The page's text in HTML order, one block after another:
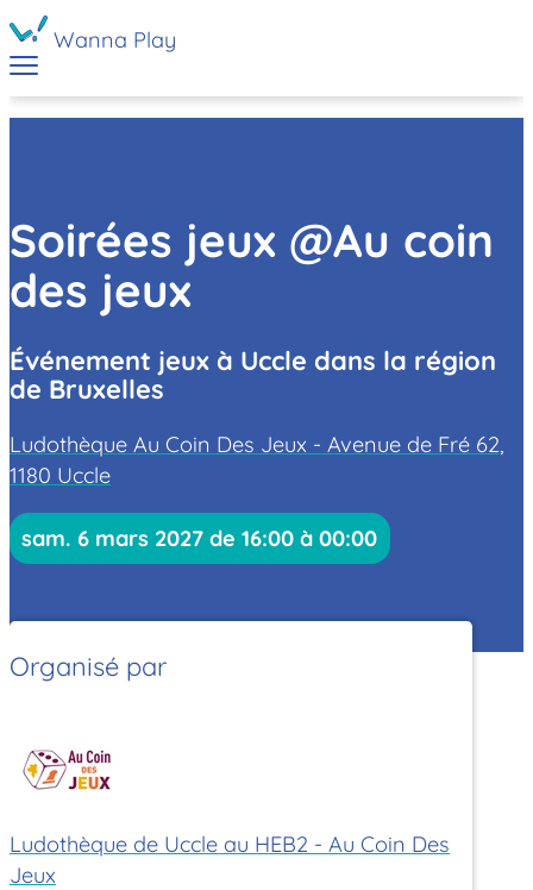
Wanna Play
Soirées jeux @Au coin
des jeux
Événement jeux à Uccle dans la région
de Bruxelles
Ludothèque Au Coin Des Jeux - Avenue de Fré 62,
1180 Uccle
sam. 6 mars 2027 de 16:00 à 00:00
Organisé par
Ludothèque de Uccle au HEB2 - Au Coin Des
Jeux